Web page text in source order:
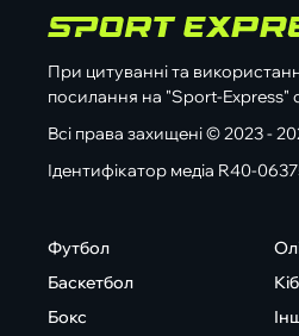
При цитуванні та
посилання на "Sport-Express"
Всі права захищені © 2023 -
Ідентифікатор медіа R40-
Футбол
Баскетбол
Бокс